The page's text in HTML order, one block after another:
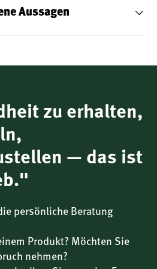
kann sie in konzentrierter
in Butyri Plex, das pro Kapsel
MCT-Öl
in Kombination mit
(HPMC), sodass das
Aussagen
zu erhalten,
— das ist
persönliche Beratung
Produkt? Möchten Sie
nehmen?